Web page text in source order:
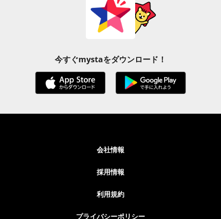
今すぐmystaをダウンロード！
会社情報
採用情報
利用規約
プライバシーポリシー